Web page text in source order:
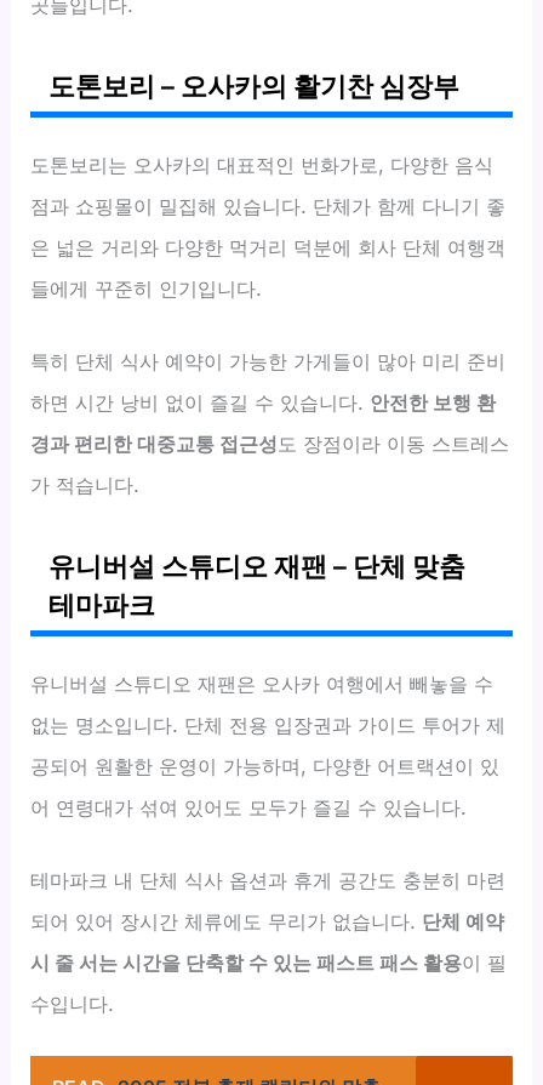
도톤보리 – 오사카의 활기찬 심장부
도톤보리는 오사카의 대표적인 번화가로, 다양한 음식
점과 쇼핑몰이 밀집해 있습니다. 단체가 함께 다니기 좋
은 넓은 거리와 다양한 먹거리 덕분에 회사 단체 여행객
들에게 꾸준히 인기입니다.
특히 단체 식사 예약이 가능한 가게들이 많아 미리 준비
하면 시간 낭비 없이 즐길 수 있습니다. 안전한 보행 환
경과 편리한 대중교통 접근성 도 장점이라 이동 스트레스
가 적습니다.
유니버설 스튜디오 재팬 – 단체 맞춤
테마파크
유니버설 스튜디오 재팬은 오사카 여행에서 빼놓을 수
없는 명소입니다. 단체 전용 입장권과 가이드 투어가 제
공되어 원활한 운영이 가능하며, 다양한 어트랙션이 있
어 연령대가 섞여 있어도 모두가 즐길 수 있습니다.
테마파크 내 단체 식사 옵션과 휴게 공간도 충분히 마련
되어 있어 장시간 체류에도 무리가 없습니다. 단체 예약
시 줄 서는 시간을 단축할 수 있는 패스트 패스 활용이 필
수입니다.